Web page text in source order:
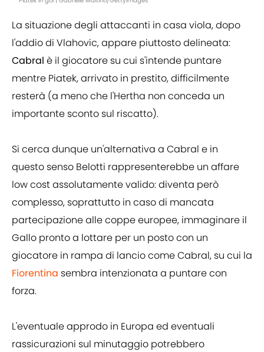
La situazione degli attaccanti in casa viola, dopo
l'addio di Vlahovic, appare piuttosto delineata:
Cabral è il giocatore su cui s'intende puntare
mentre Piatek, arrivato in prestito, difficilmente
resterà (a meno che l'Hertha non conceda un
importante sconto sul riscatto).
Si cerca dunque un'alternativa a Cabral e in
questo senso Belotti rappresenterebbe un affare
low cost assolutamente valido: diventa però
complesso, soprattutto in caso di mancata
partecipazione alle coppe europee, immaginare il
Gallo pronto a lottare per un posto con un
giocatore in rampa di lancio come Cabral, su cui la
Fiorentina sembra intenzionata a puntare con
forza.
L'eventuale approdo in Europa ed eventuali
rassicurazioni sul minutaggio potrebbero